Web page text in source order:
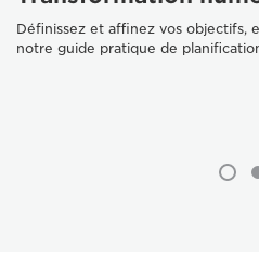
Définissez et affinez vos objectifs,
notre guide pratique de